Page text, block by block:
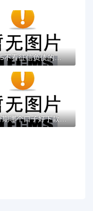
2025不看征信负债的网贷百分百下款，最新5个...
好分期哪个口子好下款？老哥实测避坑贷款平...